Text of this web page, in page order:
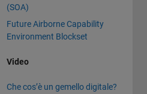
(SOA)
Future Airborne Capability
Environment Blockset
Video
Che cos’è un gemello digitale?